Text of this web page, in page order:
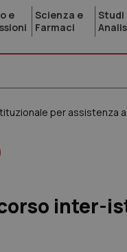
e
Scienza e
Farmaci
Studi
per assistenza
inter-